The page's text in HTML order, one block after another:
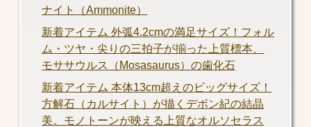
ナイト（Ammonite）
新着アイテム 外弧4.2cmの満足サイズ！フォル
ム・ツヤ・尖りの三拍子が揃った上質標本、
モササウルス（Mosasaurus）の歯化石
新着アイテム 本体13cm超えのビッグサイズ！
方解石（カルサイト）が描くデボン紀の結晶
美。モノトーンが映える上質なオルソセラス